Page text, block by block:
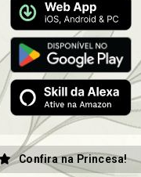
Confira na Princesa!